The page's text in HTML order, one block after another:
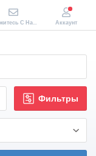
Фильтры
Свяжитесь С Нами Аккаунт